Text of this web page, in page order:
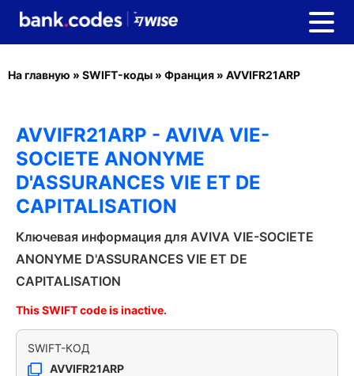
На главную » SWIFT-коды » Франция » AVVIFR21ARP
AVVIFR21ARP - AVIVA VIE-
SOCIETE ANONYME
D'ASSURANCES VIE ET DE
CAPITALISATION
Ключевая информация для AVIVA VIE-SOCIETE
ANONYME D'ASSURANCES VIE ET DE
CAPITALISATION
This SWIFT code is inactive.
SWIFT-КОД
AVVIFR21ARP